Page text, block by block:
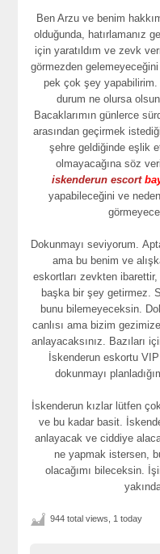
Ben Arzu ve benim
olduğunda, hatırlamanız
için yaratıldım ve zevk
görmezden
pek çok şey yapabilirim.
durum ne olursa
Bacaklarımın günlerce
arasından geçirmek
şehre geldiğinde eşlik
olmayacağına söz
iskenderun escort
yapabileceğini ve
Dokunmayı seviyorum.
ama bu benim ve
eskortları zevkten
başka bir şey getirmez.
bunu bilemeyeceksin.
canlısı ama bizim
anlayacaksınız. Bazıları
İskenderun eskortu
dokunmayı
İskenderun kızlar lütfen
ve bu kadar basit.
anlayacak ve ciddiye
ne yapmak istersen,
olacağımı bileceksin.
944 total views, 1 today